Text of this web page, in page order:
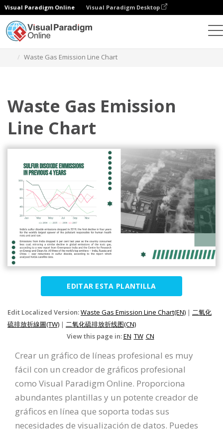
Visual Paradigm Online Visual Paradigm Desktop
Waste Gas Emission Line Chart
Waste Gas Emission
Line Chart
EDITAR ESTA PLANTILLA
Edit Localized Version:Waste Gas Emission Line Chart(EN) | 二氧化
硫排放折線圖(TW) | 二氧化硫排放折线图(CN)
View this page in:EN TW CN
Crear un gráfico de líneas profesional es muy
fácil con un creador de gráficos profesional
como Visual Paradigm Online. Proporciona
abundantes plantillas y un potente creador de
gráficos en línea que soporta todas sus
necesidades de visualización de datos. Puedes